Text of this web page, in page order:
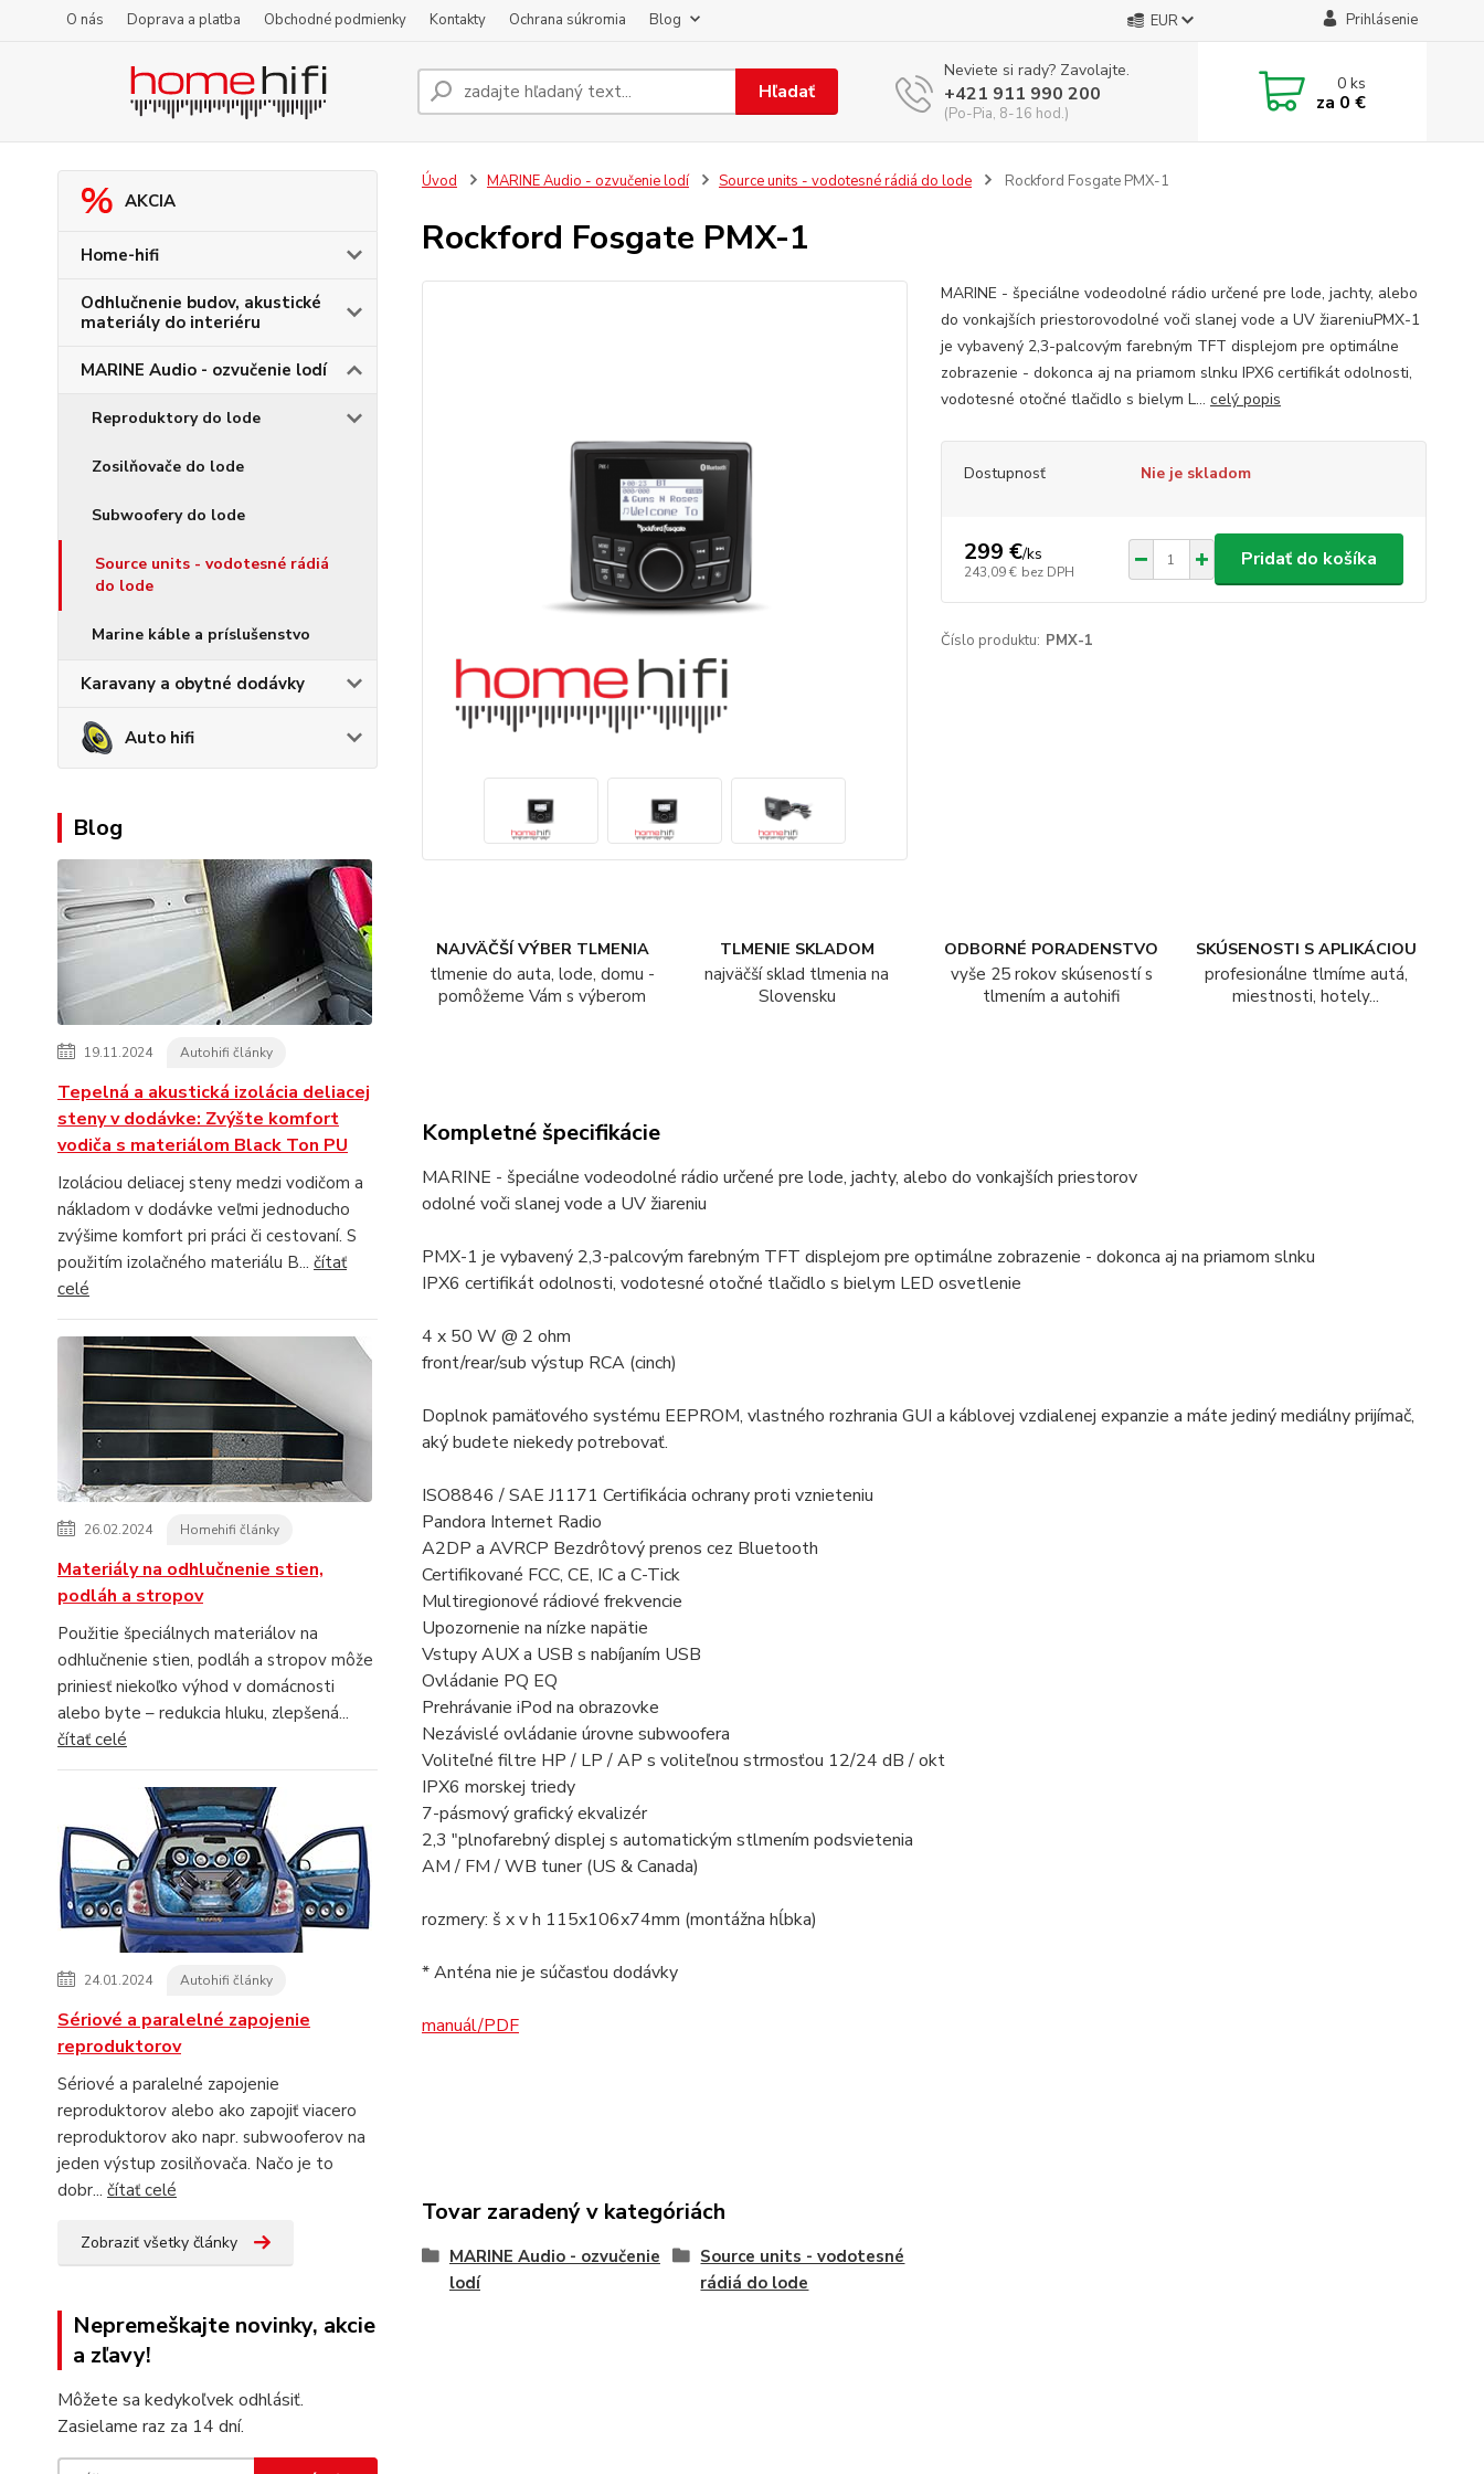
O nás Doprava a platba Obchodné podmienky Kontakty Ochrana súkromia Blog EUR Prihlásenie
Hľadať
Neviete si rady? Zavolajte.
+421 911 990 200
(Po-Pia, 8-16 hod.)
0ks
za 0 €
AKCIA
Home-hifi
Odhlučnenie budov, akustické
materiály do interiéru
MARINE Audio - ozvučenie lodí
Reproduktory do lode
Zosilňovače do lode
Subwoofery do lode
Source units - vodotesné rádiá
do lode
Marine káble a príslušenstvo
Karavany a obytné dodávky
Auto hifi
Blog
19.11.2024 Autohifi články
Tepelná a akustická izolácia deliacej
steny v dodávke: Zvýšte komfort
vodiča s materiálom Black Ton PU
Izoláciou deliacej steny medzi vodičom a
nákladom v dodávke veľmi jednoducho
zvýšime komfort pri práci či cestovaní. S
použitím izolačného materiálu B... čítať
celé
26.02.2024 Homehifi články
Materiály na odhlučnenie stien,
podláh a stropov
Použitie špeciálnych materiálov na
odhlučnenie stien, podláh a stropov môže
priniesť niekoľko výhod v domácnosti
alebo byte – redukcia hluku, zlepšená...
čítať celé
24.01.2024 Autohifi články
Sériové a paralelné zapojenie
reproduktorov
Sériové a paralelné zapojenie
reproduktorov alebo ako zapojiť viacero
reproduktorov ako napr. subwooferov na
jeden výstup zosilňovača. Načo je to
dobr... čítať celé
Zobraziť všetky články
Nepremeškajte novinky, akcie
a zľavy!
Môžete sa kedykoľvek odhlásiť.
Zasielame raz za 14 dní.
Úvod MARINE Audio - ozvučenie lodí Source units - vodotesné rádiá do lode Rockford Fosgate PMX-1
Rockford Fosgate PMX-1
MARINE - špeciálne vodeodolné rádio určené pre lode, jachty, alebo
do vonkajších priestorovodolné voči slanej vode a UV žiareniuPMX-1
je vybavený 2,3-palcovým farebným TFT displejom pre optimálne
zobrazenie - dokonca aj na priamom slnku IPX6 certifikát odolnosti,
vodotesné otočné tlačidlo s bielym L... celý popis
Dostupnosť Nie je skladom
299 €/ks
243,09 € bez DPH
Pridať do košíka
Číslo produktu: PMX-1
NAJVÄČŠÍ VÝBER TLMENIA
tlmenie do auta, lode, domu -
pomôžeme Vám s výberom
TLMENIE SKLADOM
najväčší sklad tlmenia na
Slovensku
ODBORNÉ PORADENSTVO
vyše 25 rokov skúseností s
tlmením a autohifi
SKÚSENOSTI S APLIKÁCIOU
profesionálne tlmíme autá,
miestnosti, hotely...
Kompletné špecifikácie
MARINE - špeciálne vodeodolné rádio určené pre lode, jachty, alebo do vonkajších priestorov
odolné voči slanej vode a UV žiareniu
PMX-1 je vybavený 2,3-palcovým farebným TFT displejom pre optimálne zobrazenie - dokonca aj na priamom slnku
IPX6 certifikát odolnosti, vodotesné otočné tlačidlo s bielym LED osvetlenie
4 x 50 W @ 2 ohm
front/rear/sub výstup RCA (cinch)
Doplnok pamäťového systému EEPROM, vlastného rozhrania GUI a káblovej vzdialenej expanzie a máte jediný mediálny prijímač,
aký budete niekedy potrebovať.
ISO8846 / SAE J1171 Certifikácia ochrany proti vznieteniu
Pandora Internet Radio
A2DP a AVRCP Bezdrôtový prenos cez Bluetooth
Certifikované FCC, CE, IC a C-Tick
Multiregionové rádiové frekvencie
Upozornenie na nízke napätie
Vstupy AUX a USB s nabíjaním USB
Ovládanie PQ EQ
Prehrávanie iPod na obrazovke
Nezávislé ovládanie úrovne subwoofera
Voliteľné filtre HP / LP / AP s voliteľnou strmosťou 12/24 dB / okt
IPX6 morskej triedy
7-pásmový grafický ekvalizér
2,3 "plnofarebný displej s automatickým stlmením podsvietenia
AM / FM / WB tuner (US & Canada)
rozmery: š x v h 115x106x74mm (montážna hĺbka)
* Anténa nie je súčasťou dodávky
manuál/PDF
Tovar zaradený v kategóriách
MARINE Audio - ozvučenie
lodí
Source units - vodotesné
rádiá do lode